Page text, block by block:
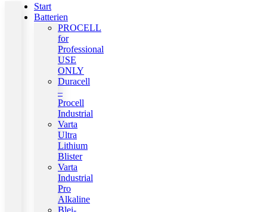
Start
Batterien
PROCELL
for
Professional
USE
ONLY
Duracell
–
Procell
Industrial
Varta
Ultra
Lithium
Blister
Varta
Industrial
Pro
Alkaline
Blei-